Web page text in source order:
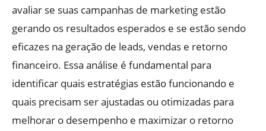
avaliar se suas campanhas de marketing estão
gerando os resultados esperados e se estão sendo
eficazes na geração de leads, vendas e retorno
financeiro. Essa análise é fundamental para
identificar quais estratégias estão funcionando e
quais precisam ser ajustadas ou otimizadas para
melhorar o desempenho e maximizar o retorno